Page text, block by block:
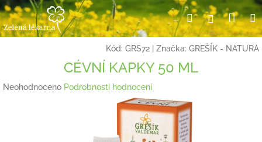
Přejít
na
obsah
HledatPřihlášení
Kód: GRS72 Značka: GREŠÍK - NATURA
CÉVNÍ KAPKY 50 ML
Průměrné
Neohodnoceno Podrobnosti hodnocení